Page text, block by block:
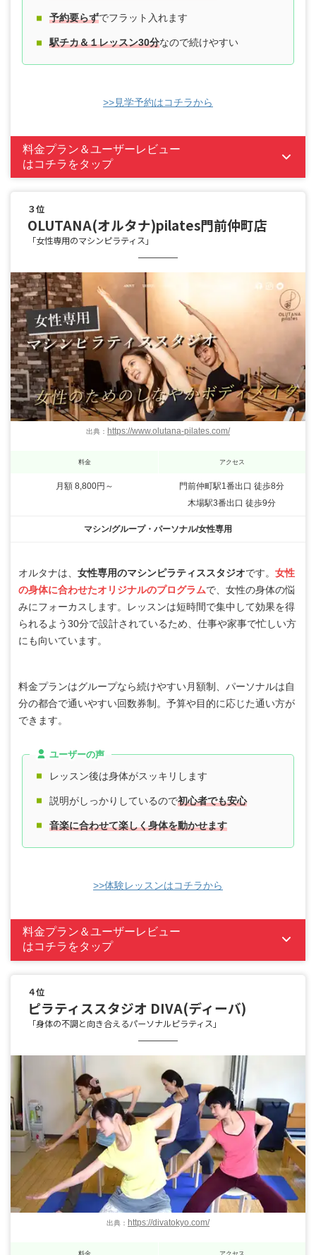
予約要らずでフラット入れます
駅チカ＆１レッスン30分なので続けやすい
>>見学予約はコチラから
料金プラン＆ユーザーレビュー
はコチラをタップ
３位
OLUTANA(オルタナ)pilates門前仲町店
「女性専用のマシンピラティス」
出典： https://www.olutana-pilates.com/
料金 アクセス
月額 8,800円～
門前仲町駅1番出口 徒歩8分
木場駅3番出口 徒歩9分
マシン/グループ・パーソナル/女性専用
オルタナは、 女性専用のマシンピラティススタジオです。 女性
の身体に合わせたオリジナルのプログラムで、女性の身体の悩
みにフォーカスします。レッスンは短時間で集中して効果を得
られるよう30分で設計されているため、仕事や家事で忙しい方
にも向いています。
料金プランはグループなら続けやすい月額制、パーソナルは自
分の都合で通いやすい回数券制。予算や目的に応じた通い方が
できます。
ユーザーの声
レッスン後は身体がスッキリします
説明がしっかりしているので初心者でも安心
音楽に合わせて楽しく身体を動かせます
>>体験レッスンはコチラから
料金プラン＆ユーザーレビュー
はコチラをタップ
４位
ピラティススタジオ DIVA(ディーバ)
「身体の不調と向き合えるパーソナルピラティス」
出典： https://divatokyo.com/